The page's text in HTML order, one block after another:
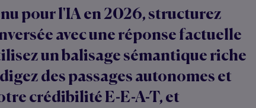
pour l'IA en 2026, structurez
avec une réponse factuelle
un balisage sémantique riche
des passages autonomes et
crédibilité E-E-A-T, et